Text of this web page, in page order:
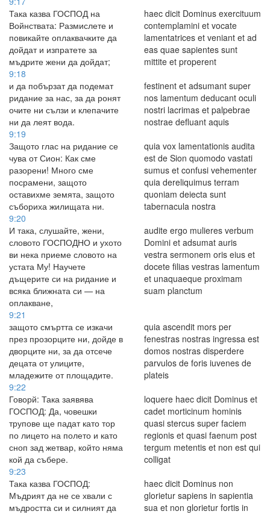
Така казва ГОСПОД на
Войнствата: Размислете и
повикайте оплаквачките да
дойдат и изпратете за
мъдрите жени да дойдат;
haec dicit Dominus exercituum
contemplamini et vocate
lamentatrices et veniant et ad
eas quae sapientes sunt
mittite et properent
9:18
и да побързат да подемат
ридание за нас, за да ронят
очите ни сълзи и клепачите
ни да леят вода.
festinent et adsumant super
nos lamentum deducant oculi
nostri lacrimas et palpebrae
nostrae defluant aquis
9:19
Защото глас на ридание се
чува от Сион: Как сме
разорени! Много сме
посрамени, защото
оставихме земята, защото
събориха жилищата ни.
quia vox lamentationis audita
est de Sion quomodo vastati
sumus et confusi vehementer
quia dereliquimus terram
quoniam deiecta sunt
tabernacula nostra
9:20
И така, слушайте, жени,
словото ГОСПОДНО и ухото
ви нека приеме словото на
устата Му! Научете
дъщерите си на ридание и
всяка ближната си — на
оплакване,
audite ergo mulieres verbum
Domini et adsumat auris
vestra sermonem oris eius et
docete filias vestras lamentum
et unaquaeque proximam
suam planctum
9:21
защото смъртта се изкачи
през прозорците ни, дойде в
дворците ни, за да отсече
децата от улиците,
младежите от площадите.
quia ascendit mors per
fenestras nostras ingressa est
domos nostras disperdere
parvulos de foris iuvenes de
plateis
9:22
Говорй: Така заявява
ГОСПОД: Да, човешки
трупове ще падат като тор
по лицето на полето и като
сноп зад жетвар, който няма
кой да събере.
loquere haec dicit Dominus et
cadet morticinum hominis
quasi stercus super faciem
regionis et quasi faenum post
tergum metentis et non est qui
colligat
9:23
Така казва ГОСПОД:
Мъдрият да не се хвали с
мъдростта си и силният да
haec dicit Dominus non
glorietur sapiens in sapientia
sua et non glorietur fortis in